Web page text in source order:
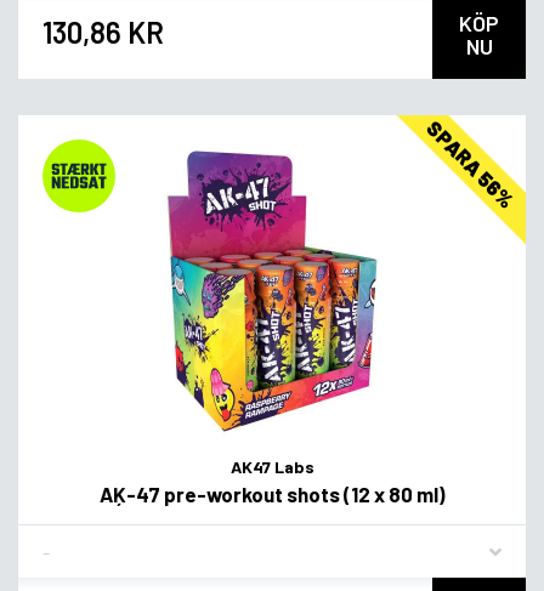
130,86 KR
KÖP
NU
SPARA 56%
AK47 Labs
AĶ-47 pre-workout shots (12 x 80 ml)